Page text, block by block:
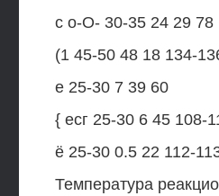
с о-О- 30-35 24 29 78
(1 45-50 48 18 134-
е 25-30 7 39 60
{ есг 25-30 6 45 108-
ё 25-30 0.5 22 112-
Температура